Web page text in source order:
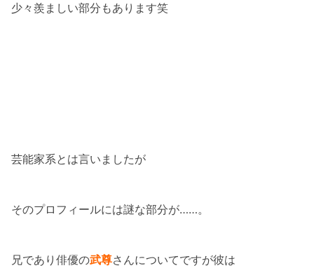
少々羨ましい部分もあります笑
芸能家系とは言いましたが
そのプロフィールには謎な部分が……。
兄であり俳優の武尊さんについてですが彼は